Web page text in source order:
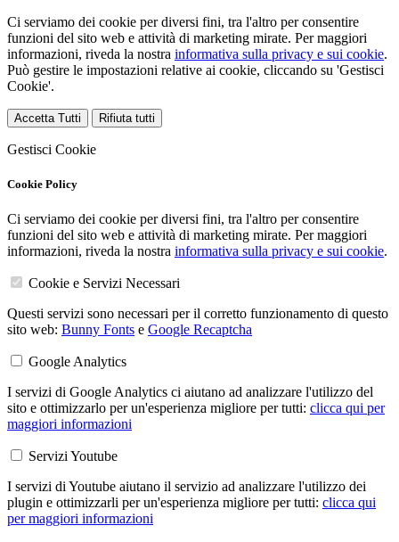
Ci serviamo dei cookie per diversi fini, tra l'altro per consentire
funzioni del sito web e attività di marketing mirate. Per maggiori
informazioni, riveda la nostra informativa sulla privacy e sui cookie.
Può gestire le impostazioni relative ai cookie, cliccando su 'Gestisci
Cookie'.
Accetta Tutti Rifiuta tutti
Gestisci Cookie
Cookie Policy
Ci serviamo dei cookie per diversi fini, tra l'altro per consentire
funzioni del sito web e attività di marketing mirate. Per maggiori
informazioni, riveda la nostra informativa sulla privacy e sui cookie.
Cookie e Servizi Necessari
Questi servizi sono necessari per il corretto funzionamento di questo
sito web: Bunny Fonts e Google Recaptcha
Google Analytics
I servizi di Google Analytics ci aiutano ad analizzare l'utilizzo del
sito e ottimizzarlo per un'esperienza migliore per tutti: clicca qui per
maggiori informazioni
Servizi Youtube
I servizi di Youtube aiutano il servizio ad analizzare l'utilizzo dei
plugin e ottimizzarli per un'esperienza migliore per tutti: clicca qui
per maggiori informazioni